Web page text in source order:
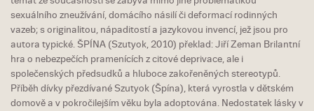
sexuálního zneužívání, domácího násilí či deformací rodinných
vazeb; s originalitou, nápaditostí a jazykovou invencí, jež jsou pro
autora typické. ŠPÍNA (Szutyok, 2010) překlad: Jiří Zeman Brilantní
hra o nebezpečích pramenících z citové deprivace, ale i
společenských předsudků a hluboce zakořeněných stereotypů.
Příběh dívky přezdívané Szutyok (Špína), která vyrostla v dětském
domově a v pokročilejším věku byla adoptována. Nedostatek lásky v